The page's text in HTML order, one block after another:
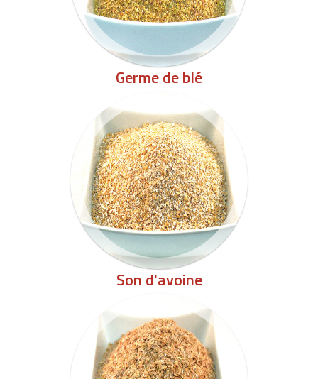
Germe de blé
Son d'avoine